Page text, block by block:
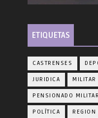
ETIQUETAS
CASTRENSES
JURIDICA MILITAR
PENSIONADO
POLÍTICA REGION